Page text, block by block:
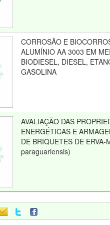
CORROSÃO E
ALUMÍNIO AA 3003 EM
BIODIESEL, DIESEL,
GASOLINA
AVALIAÇÃO DAS
ENERGÉTICAS E
DE BRIQUETES DE ERVA-
paraguariensis)